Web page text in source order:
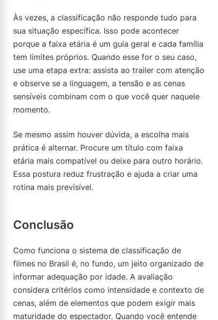
Às vezes, a classificação não responde tudo para
sua situação específica. Isso pode acontecer
porque a faixa etária é um guia geral e cada família
tem limites próprios. Quando esse for o seu caso,
use uma etapa extra: assista ao trailer com atenção
e observe se a linguagem, a tensão e as cenas
sensíveis combinam com o que você quer naquele
momento.
Se mesmo assim houver dúvida, a escolha mais
prática é alternar. Procure um título com faixa
etária mais compatível ou deixe para outro horário.
Essa postura reduz frustração e ajuda a criar uma
rotina mais previsível.
Conclusão
Como funciona o sistema de classificação de
filmes no Brasil é, no fundo, um jeito organizado de
informar adequação por idade. A avaliação
considera critérios como intensidade e contexto de
cenas, além de elementos que podem exigir mais
maturidade do espectador. Quando você entende